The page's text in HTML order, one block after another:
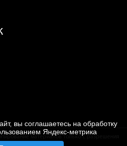
материалов только с разрешения
вы соглашаетесь на обработку
Яндекс-метрика